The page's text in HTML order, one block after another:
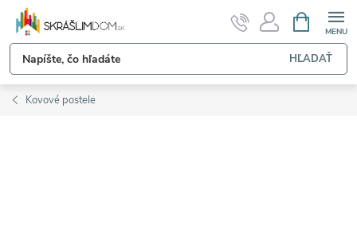
Prejsť
obsah
HĽADAŤ
KOŠÍK
Kovové postele